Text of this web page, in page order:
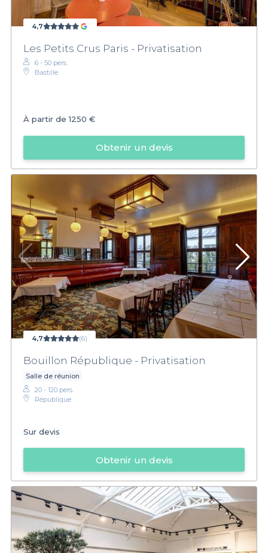
4,7
Les Petits Crus Paris - Privatisation
6 - 50 pers.
Bastille
À partir de1250 €
Obtenir un devis
4,7 (6)
Bouillon République - Privatisation
Salle de réunion
20 - 120 pers.
République
Sur devis
Obtenir un devis